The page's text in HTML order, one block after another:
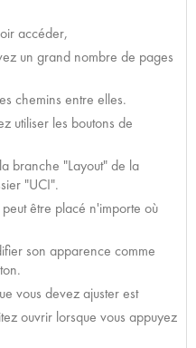
accéder,
un grand nombre de pages
chemins entre elles.
utiliser les boutons de
branche "Layout" de la
"UCI".
être placé n'importe où
son apparence comme
vous devez ajuster est
ouvrir lorsque vous appuyez